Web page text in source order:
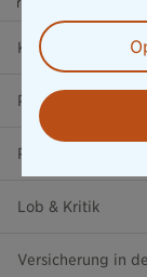
Karriere
Presse
Ratgeber
Lob & Kritik
Versicherung in